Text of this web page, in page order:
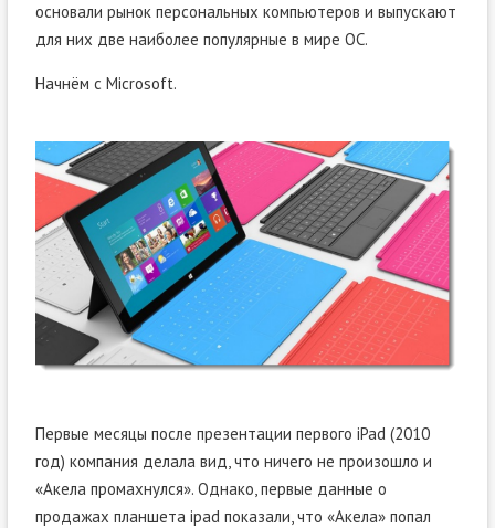
основали рынок персональных компьютеров и выпускают
для них две наиболее популярные в мире ОС.
Начнём с Microsoft.
Первые месяцы после презентации первого iPad (2010
год) компания делала вид, что ничего не произошло и
«Акела промахнулся». Однако, первые данные о
продажах планшета ipad показали, что «Акела» попал